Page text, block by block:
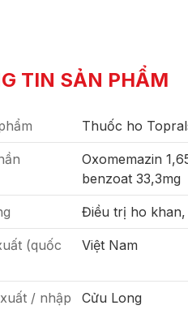
TIN SẢN PHẨM
Thuốc ho
Oxomemazin
benzoat 33,3mg
Điều trị ho
(quốc
Việt Nam
/ nhập
Cửu Long